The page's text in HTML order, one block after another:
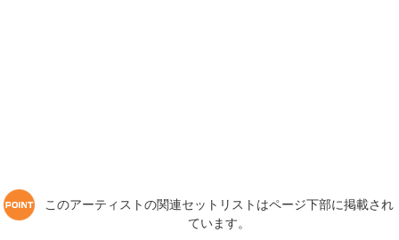
このアーティストの関連セットリストはページ下部に掲載され
ています。